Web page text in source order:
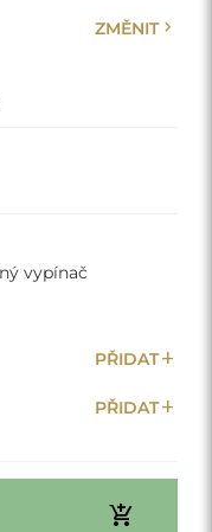
ZMĚNITchevron_right
vypínač
PŘIDATadd
PŘIDATadd
add_shopping_cart